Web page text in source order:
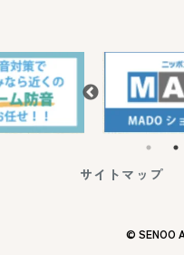
サイトマップ
© SENOO